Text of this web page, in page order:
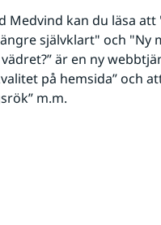
Medvind kan du läsa
självklart" och "Ny
är en ny
på hemsida” och
m.m.
sidan på